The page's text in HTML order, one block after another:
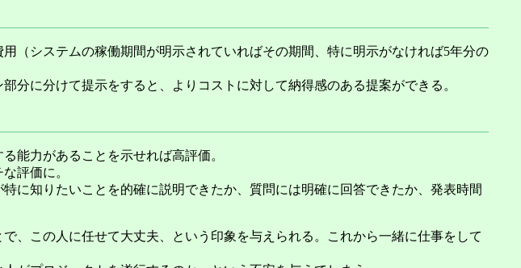
（システムの稼働期間が明示されていればその期間、特に明示がなければ5年分の
分に分けて提示をすると、よりコストに対して納得感のある提案ができる。
能力があることを示せれば高評価。
評価に。
に知りたいことを的確に説明できたか、質問には明確に回答できたか、発表時間
、この人に任せて大丈夫、という印象を与えられる。これから一緒に仕事をして